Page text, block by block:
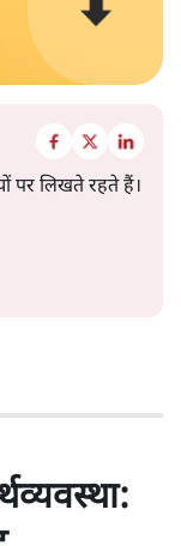
पर लिखते रहते हैं।